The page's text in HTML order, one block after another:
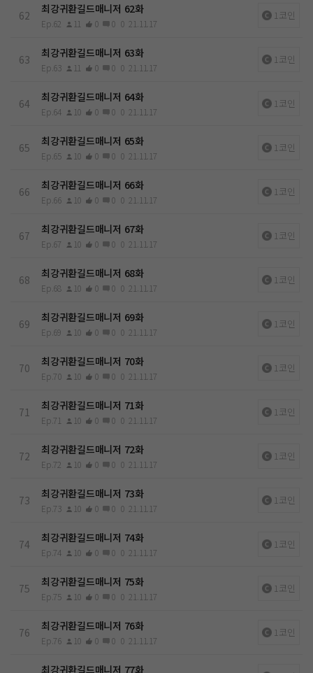
62 최강귀환길드매니저 62화
Ep.62 11 0 0 0 21.11.17
1코인
63 최강귀환길드매니저 63화
Ep.63 11 0 0 0 21.11.17
1코인
64 최강귀환길드매니저 64화
Ep.64 10 0 0 0 21.11.17
1코인
65 최강귀환길드매니저 65화
Ep.65 10 0 0 0 21.11.17
1코인
66 최강귀환길드매니저 66화
Ep.66 10 0 0 0 21.11.17
1코인
67 최강귀환길드매니저 67화
Ep.67 10 0 0 0 21.11.17
1코인
68 최강귀환길드매니저 68화
Ep.68 10 0 0 0 21.11.17
1코인
69 최강귀환길드매니저 69화
Ep.69 10 0 0 0 21.11.17
1코인
70 최강귀환길드매니저 70화
Ep.70 10 0 0 0 21.11.17
1코인
71 최강귀환길드매니저 71화
Ep.71 10 0 0 0 21.11.17
1코인
72 최강귀환길드매니저 72화
Ep.72 10 0 0 0 21.11.17
1코인
73 최강귀환길드매니저 73화
Ep.73 10 0 0 0 21.11.17
1코인
74 최강귀환길드매니저 74화
Ep.74 10 0 0 0 21.11.17
1코인
75 최강귀환길드매니저 75화
Ep.75 10 0 0 0 21.11.17
1코인
76 최강귀환길드매니저 76화
Ep.76 10 0 0 0 21.11.17
1코인
최강귀환길드매니저 77화